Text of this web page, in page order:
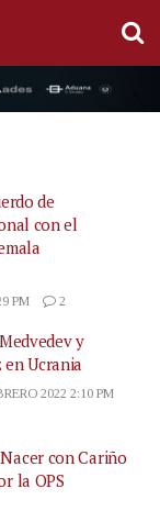
de
con el
PM
2
y
Ucrania
2022 2:10 PM
con Cariño
la OPS